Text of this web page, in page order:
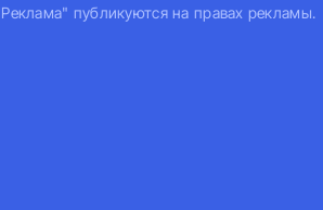
публикуются на правах рекламы.